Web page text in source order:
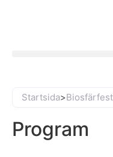
Startsida>
Program